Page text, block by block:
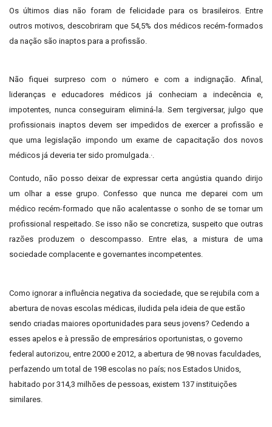
Os últimos dias não foram de felicidade para os brasileiros. Entre
outros motivos, descobriram que 54,5% dos médicos recém-formados
da nação são inaptos para a profissão.
Não fiquei surpreso com o número e com a indignação. Afinal,
lideranças e educadores médicos já conheciam a indecência e,
impotentes, nunca conseguiram eliminá-la. Sem tergiversar, julgo que
profissionais inaptos devem ser impedidos de exercer a profissão e
que uma legislação impondo um exame de capacitação dos novos
médicos já deveria ter sido promulgada.·.
Contudo, não posso deixar de expressar certa angústia quando dirijo
um olhar a esse grupo. Confesso que nunca me deparei com um
médico recém-formado que não acalentasse o sonho de se tornar um
profissional respeitado. Se isso não se concretiza, suspeito que outras
razões produzem o descompasso. Entre elas, a mistura de uma
sociedade complacente e governantes incompetentes.
Como ignorar a influência negativa da sociedade, que se rejubila com a
abertura de novas escolas médicas, iludida pela ideia de que estão
sendo criadas maiores oportunidades para seus jovens? Cedendo a
esses apelos e à pressão de empresários oportunistas, o governo
federal autorizou, entre 2000 e 2012, a abertura de 98 novas faculdades,
perfazendo um total de 198 escolas no país; nos Estados Unidos,
habitado por 314,3 milhões de pessoas, existem 137 instituições
similares.